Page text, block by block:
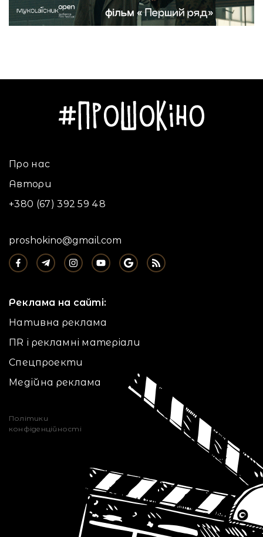
Про нас
Автори
+380 (67) 392 59 48
proshokino@gmail.com
Реклама на сайті:
Нативна реклама
ПR і рекламні матеріали
Спецпроекти
Медійна реклама
Політики
конфіденційності